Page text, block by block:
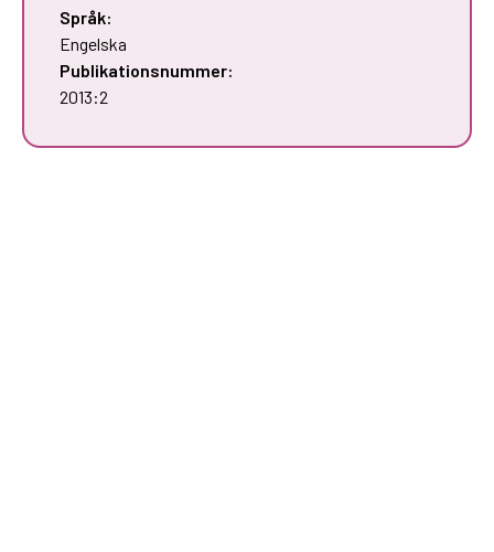
Språk:
Engelska
Publikationsnummer:
2013:2